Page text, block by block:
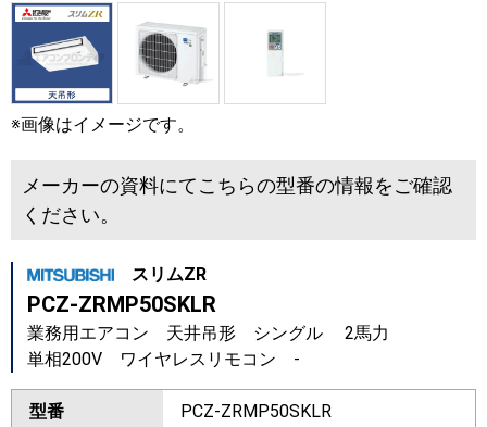
※画像はイメージです。
メーカーの資料にてこちらの型番の情報をご確認
ください。
スリムZR
PCZ-ZRMP50SKLR
業務用エアコン 天井吊形 シングル 2馬力
単相200V ワイヤレスリモコン -
型番 PCZ-ZRMP50SKLR